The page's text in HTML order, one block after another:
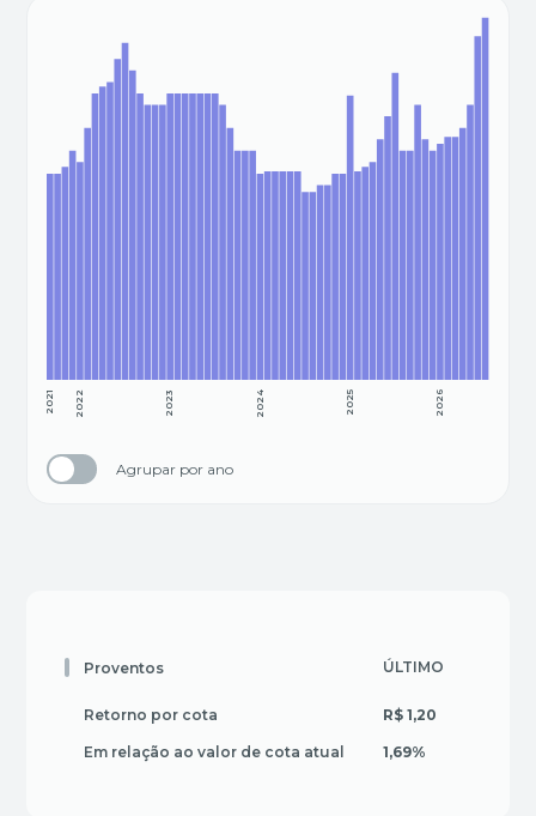
2026
2025
2024
2023
2022
2021
Agrupar por ano
Proventos ÚLTIMO
Retorno por cota R$ 1,20
Em relação ao valor de cota atual 1,69%